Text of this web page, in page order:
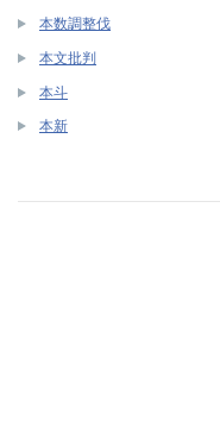
本数調整伐
本文批判
本斗
本新